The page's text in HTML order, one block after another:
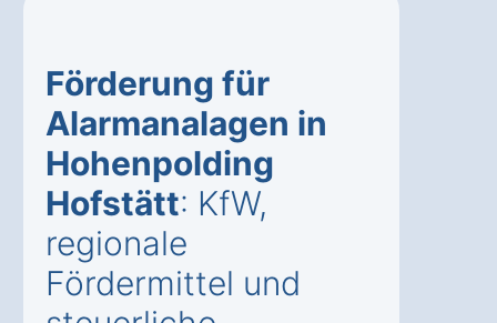
Förderung für
Alarmanalagen in
Hohenpolding
Hofstätt: KfW,
regionale
Fördermittel und